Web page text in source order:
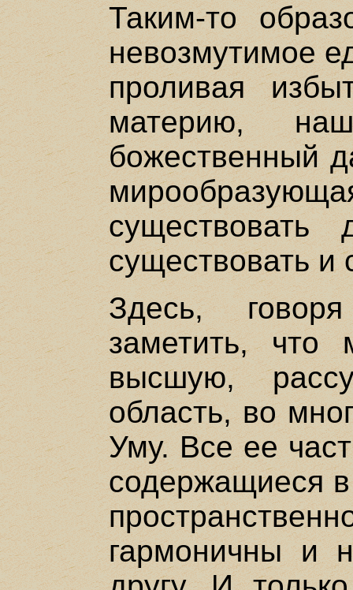
Таким-то
невозмутимое
проливая
материю,
божественный
существовать
существовать и
Здесь,
заметить,
высшую,
область, во
Уму. Все ее
содержащиеся
гармоничны и